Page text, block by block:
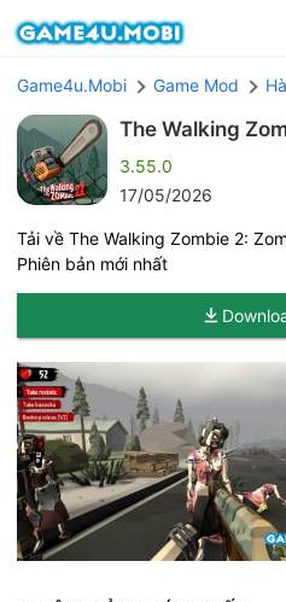
Game4u.Mobi Game Mod
The Walking
3.55.0
17/05/2026
Tải về The Walking Zombie 2:
Phiên bản mới nhất